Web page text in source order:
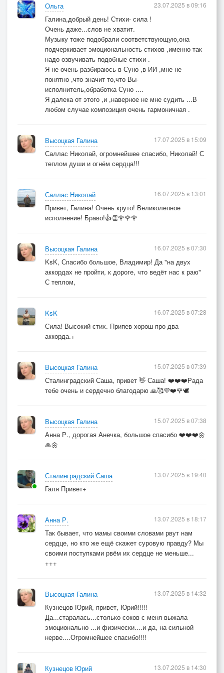
Ольга
Галина,добрый день! Стихи- сила !
Очень даже...слов не хватит.
Музыку тоже подобрали соответствующую,она
подчеркивает эмоциональность стихов ,именно так
надо озвучивать подобные стихи .
Я не очень разбираюсь в Суно ,в ИИ ,мне не
понятно ,что значит то,что Вы-
исполнитель,обработка Суно ....
Я далека от этого ,и ,наверное не мне судить ...В
любом случае композиция очень гармоничная .
23.07.2025 в 09:16
Высоцкая Галина
Саллас Николай, огромнейшее спасибо, Николай! С
теплом души и огнём сердца!!!
17.07.2025 в 15:09
Саллас Николай
Привет, Галина! Очень круто! Великолепное
исполнение! Браво!👍👏🌹🌹🌹
16.07.2025 в 13:01
Высоцкая Галина
KsK, Спасибо большое, Владимир! Да "на двух
аккордах не пройти, к дороге, что ведёт нас к раю"
С теплом,
16.07.2025 в 07:30
KsK
Сила! Высокий стих. Припев хорош про два
аккорда.+
16.07.2025 в 07:28
Высоцкая Галина
Сталинградский Саша, привет 👋 Саша! ❤️❤️❤️Рада
тебе очень и сердечно благодарю 🙏🥰💜❤️🌹🕊️
15.07.2025 в 07:39
Высоцкая Галина
Анна Р., дорогая Анечка, большое спасибо ❤️❤️❤️🌼
🙏🌼
15.07.2025 в 07:38
Сталинградский Саша
Галя Привет+
13.07.2025 в 19:40
Анна Р.
Так бывает, что мамы своими словами рвут нам
сердце, но кто же ещё скажет суровую правду? Мы
своими поступками рвём их сердце не меньше...
+++
13.07.2025 в 18:17
Высоцкая Галина
Кузнецов Юрий, привет, Юрий!!!!!
Да...старалась...столько соков с меня выжала
эмоционально ...и физически....и да, на сильной
нерве....Огромнейшее спасибо!!!!
13.07.2025 в 14:32
Кузнецов Юрий 13.07.2025 в 14:30